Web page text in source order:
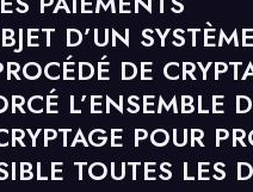
D’UN
DE
L’ENSEMBLE
POUR
TOUTES LES